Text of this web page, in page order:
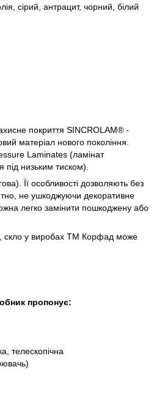
сірий, антрацит, чорний, білий
покриття SINCROLAM® -
матеріал нового покоління.
Laminates (ламінат
під низьким тиском).
Її особливості дозволяють без
не ушкоджуючи декоративне
легко замінити пошкоджену або
скло у виробах ТМ Корфад може
пропонує:
телескопічна